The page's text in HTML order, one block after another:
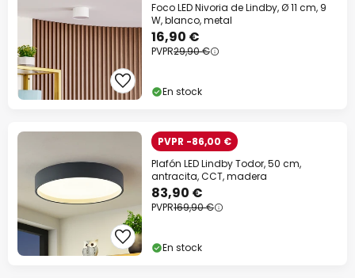
Foco LED Nivoria de Lindby, Ø 11 cm, 9
W, blanco, metal
16,90 €
PVPR29,90 €
En stock
PVPR -86,00 €
Plafón LED Lindby Todor, 50 cm,
antracita, CCT, madera
83,90 €
PVPR169,90 €
En stock